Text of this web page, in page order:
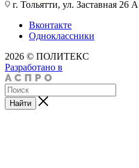
г. Тольятти, ул. Заставная 26 А
Вконтакте
Одноклассники
2026 © ПОЛИТЕКС
Разработано в
Найти